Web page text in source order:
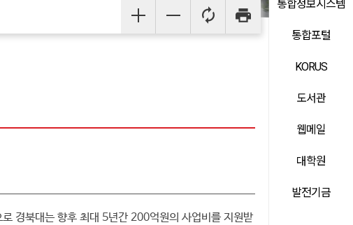
통합정보시스템
통합포털
KORUS
도서관
웹메일
대학원
발전기금
경북대는 향후 최대 5년간 200억원의 사업비를 지원받